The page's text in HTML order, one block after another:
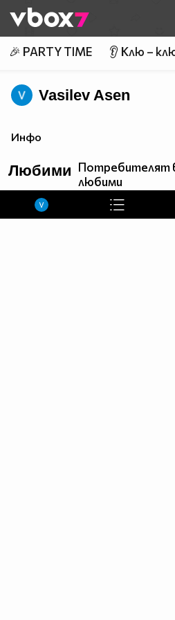
👾
🎉 PARTY TIME 👂 Клю –
Vasilev Asen
Инфо
Любими Потребителят
любими